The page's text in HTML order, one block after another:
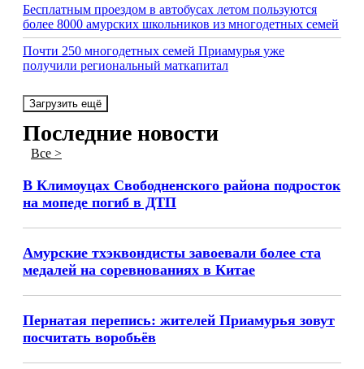
Бесплатным проездом в автобусах летом пользуются
более 8000 амурских школьников из многодетных семей
Почти 250 многодетных семей Приамурья уже
получили региональный маткапитал
Загрузить ещё
Последние новости
Все >
В Климоуцах Свободненского района подросток
на мопеде погиб в ДТП
Амурские тхэквондисты завоевали более ста
медалей на соревнованиях в Китае
Пернатая перепись: жителей Приамурья зовут
посчитать воробьёв